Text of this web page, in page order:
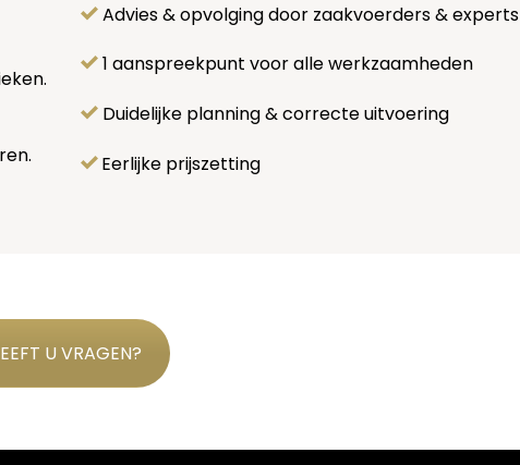
Advies & opvolging door zaakvoerders & experts
1 aanspreekpunt voor alle werkzaamheden
Duidelijke planning & correcte uitvoering
Eerlijke prijszetting
U VRAGEN?